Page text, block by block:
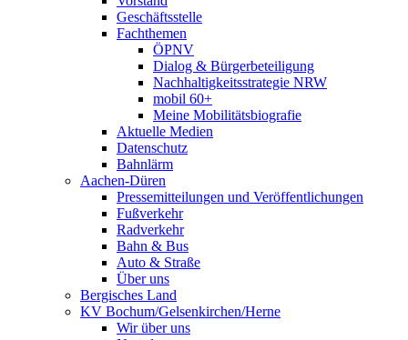
Geschäftsstelle
Fachthemen
ÖPNV
Dialog & Bürgerbeteiligung
Nachhaltigkeitsstrategie NRW
mobil 60+
Meine Mobilitätsbiografie
Aktuelle Medien
Datenschutz
Bahnlärm
Aachen-Düren
Pressemitteilungen und Veröffentlichungen
Fußverkehr
Radverkehr
Bahn & Bus
Auto & Straße
Über uns
Bergisches Land
KV Bochum/Gelsenkirchen/Herne
Wir über uns